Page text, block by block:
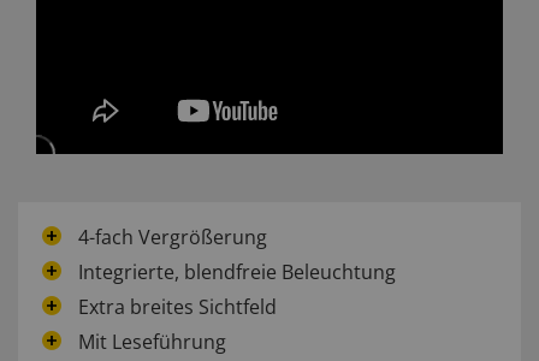
4-fach Vergrößerung
Integrierte, blendfreie Beleuchtung
Extra breites Sichtfeld
Mit Leseführung